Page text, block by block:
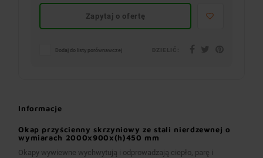
Zapytaj o ofertę
Dodaj do listy porównawczej
Informacje
Okap przyścienny skrzyniowy ze stali nierdzewnej o
wymiarach 2000x900x(h)450 mm
Okapy wywiewne wychwytują i odprowadzają ciepło, parę i